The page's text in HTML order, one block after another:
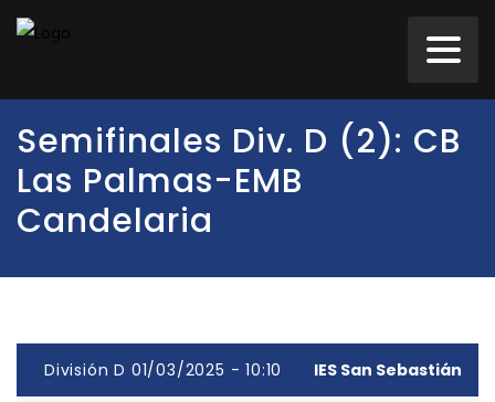
Semifinales Div. D (2): CB
Las Palmas-EMB
Candelaria
División D 01/03/2025 - 10:10 IES San Sebastián